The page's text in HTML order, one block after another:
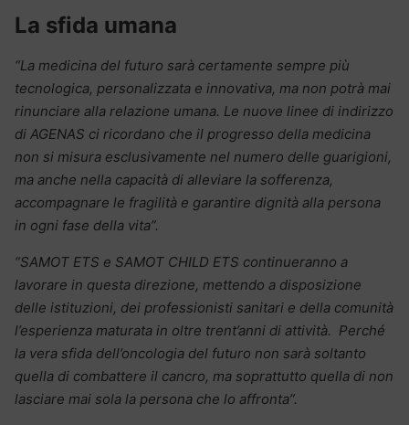
La sfida umana
“La medicina del futuro sarà certamente sempre più
tecnologica, personalizzata e innovativa, ma non potrà mai
rinunciare alla relazione umana. Le nuove linee di indirizzo
di AGENAS ci ricordano che il progresso della medicina
non si misura esclusivamente nel numero delle guarigioni,
ma anche nella capacità di alleviare la sofferenza,
accompagnare le fragilità e garantire dignità alla persona
in ogni fase della vita”.
“SAMOT ETS e SAMOT CHILD ETS continueranno a
lavorare in questa direzione, mettendo a disposizione
delle istituzioni, dei professionisti sanitari e della comunità
l’esperienza maturata in oltre trent’anni di attività. Perché
la vera sfida dell’oncologia del futuro non sarà soltanto
quella di combattere il cancro, ma soprattutto quella di non
lasciare mai sola la persona che lo affronta”.